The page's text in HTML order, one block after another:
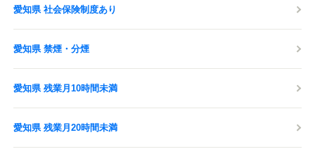
愛知県 社会保険制度あり
愛知県 禁煙・分煙
愛知県 残業月10時間未満
愛知県 残業月20時間未満